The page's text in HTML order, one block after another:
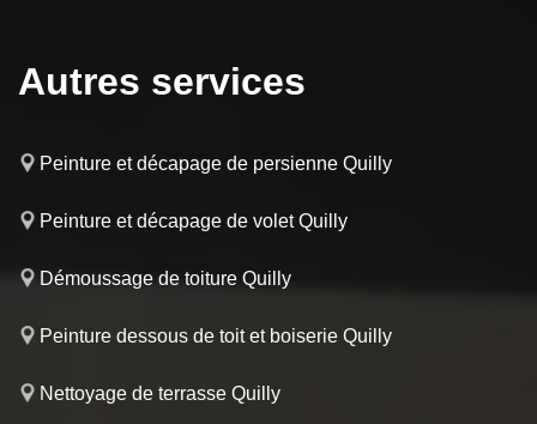
Autres services
Peinture et décapage de persienne Quilly
Peinture et décapage de volet Quilly
Démoussage de toiture Quilly
Peinture dessous de toit et boiserie Quilly
Nettoyage de terrasse Quilly